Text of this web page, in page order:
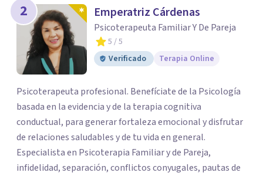
2 Emperatriz Cárdenas
Psicoterapeuta Familiar Y De Pareja
5 / 5
Verificado
Terapia Online
Psicoterapeuta profesional. Benefíciate de la Psicología
basada en la evidencia y de la terapia cognitiva
conductual, para generar fortaleza emocional y disfrutar
de relaciones saludables y de tu vida en general.
Especialista en Psicoterapia Familiar y de Pareja,
infidelidad, separación, conflictos conyugales, pautas de